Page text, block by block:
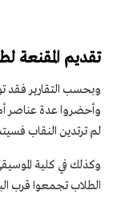
تقديم المقنعة
وبحسب التقارير فقد
وأحضروا عدة عناصر
لم ترتدين النقاب
وكذلك في كلية
الطلاب تجمعوا قرب